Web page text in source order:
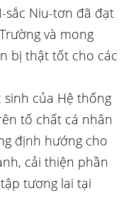
sắc Niu-tơn đã đạt
và mong
bị thật tốt cho các
sinh của Hệ thống
tố chất cá nhân
định hướng cho
cải thiện phần
tương lai tại